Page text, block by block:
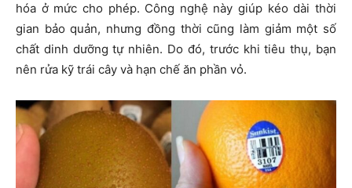
hóa ở mức cho phép. Công nghệ này giúp kéo dài thời
gian bảo quản, nhưng đồng thời cũng làm giảm một số
chất dinh dưỡng tự nhiên. Do đó, trước khi tiêu thụ, bạn
nên rửa kỹ trái cây và hạn chế ăn phần vỏ.